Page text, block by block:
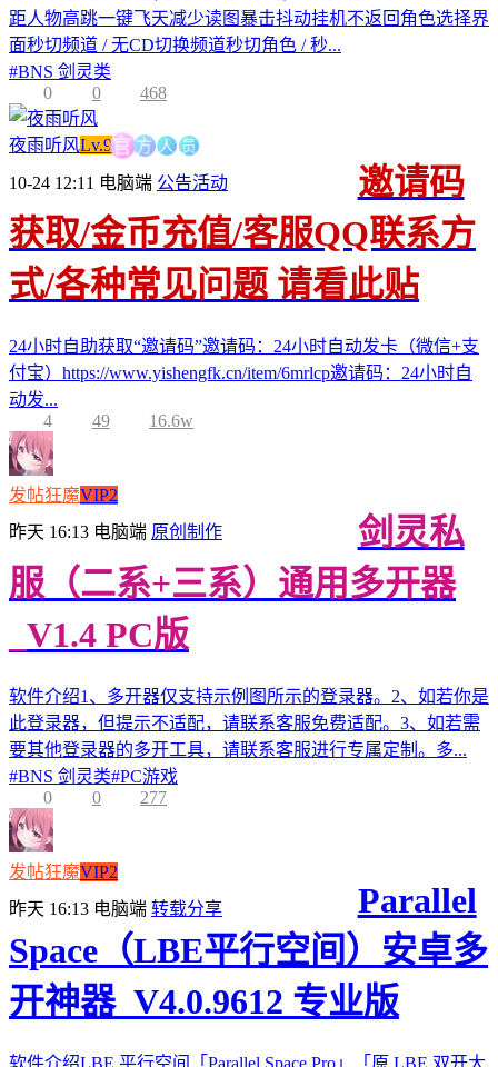
距人物高跳一键飞天减少读图暴击抖动挂机不返回角色选择界
面秒切频道 / 无CD切换频道秒切角色 / 秒...
#BNS 剑灵类
0
0 468
夜雨听风Lv.9官方人员
10-24 12:11 电脑端 公告活动
邀请码
获取/金币充值/客服QQ联系方
式/各种常见问题 请看此贴
24小时自助获取“邀请码”邀请码：24小时自动发卡（微信+支
付宝）https://www.yishengfk.cn/item/6mrlcp邀请码：24小时自
动发...
4
49 16.6w
发帖狂魔VIP2
昨天 16:13 电脑端 原创制作
剑灵私
服（二系+三系）通用多开器
_V1.4 PC版
软件介绍1、多开器仅支持示例图所示的登录器。2、如若你是
此登录器，但提示不适配，请联系客服免费适配。3、如若需
要其他登录器的多开工具，请联系客服进行专属定制。多...
#BNS 剑灵类#PC游戏
0
0 277
发帖狂魔VIP2
昨天 16:13 电脑端 转载分享
Parallel
Space（LBE平行空间）安卓多
开神器_V4.0.9612 专业版
软件介绍LBE 平行空间「Parallel Space Pro」「原 LBE 双开大